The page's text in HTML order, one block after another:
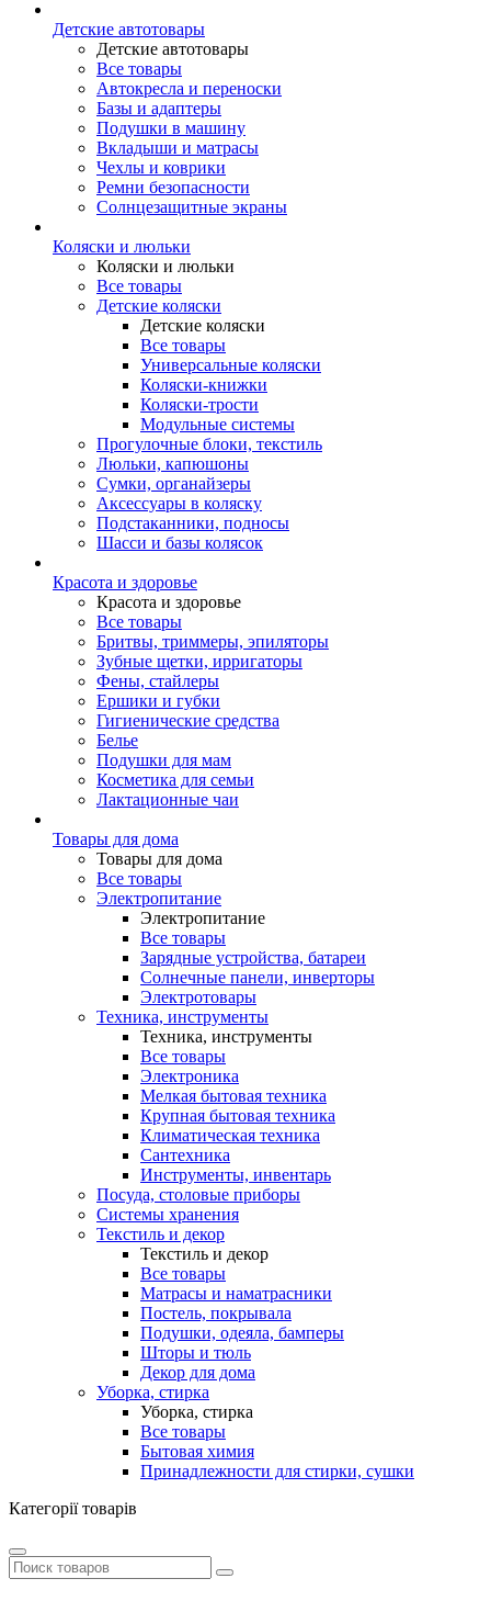
Детские автотовары
Детские автотовары
Все товары
Автокресла и переноски
Базы и адаптеры
Подушки в машину
Вкладыши и матрасы
Чехлы и коврики
Ремни безопасности
Солнцезащитные экраны
Коляски и люльки
Коляски и люльки
Все товары
Детские коляски
Детские коляски
Все товары
Универсальные коляски
Коляски-книжки
Коляски-трости
Модульные системы
Прогулочные блоки, текстиль
Люльки, капюшоны
Сумки, органайзеры
Аксессуары в коляску
Подстаканники, подносы
Шасси и базы колясок
Красота и здоровье
Красота и здоровье
Все товары
Бритвы, триммеры, эпиляторы
Зубные щетки, ирригаторы
Фены, стайлеры
Ершики и губки
Гигиенические средства
Белье
Подушки для мам
Косметика для семьи
Лактационные чаи
Товары для дома
Товары для дома
Все товары
Электропитание
Электропитание
Все товары
Зарядные устройства, батареи
Солнечные панели, инверторы
Электротовары
Техника, инструменты
Техника, инструменты
Все товары
Электроника
Мелкая бытовая техника
Крупная бытовая техника
Климатическая техника
Сантехника
Инструменты, инвентарь
Посуда, столовые приборы
Системы хранения
Текстиль и декор
Текстиль и декор
Все товары
Матрасы и наматрасники
Постель, покрывала
Подушки, одеяла, бамперы
Шторы и тюль
Декор для дома
Уборка, стирка
Уборка, стирка
Все товары
Бытовая химия
Принадлежности для стирки, сушки
Категорії товарів